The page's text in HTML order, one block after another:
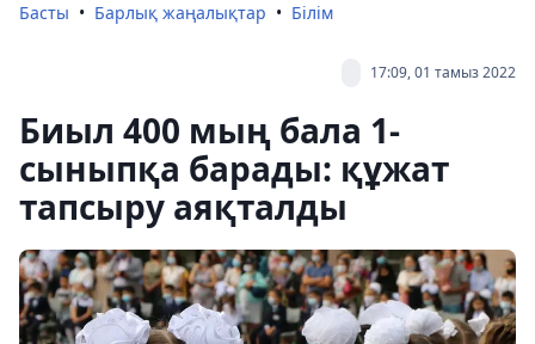
Басты Барлық жаңалықтар Білім
17:09, 01 тамыз 2022
Биыл 400 мың бала 1-
сыныпқа барады: құжат
тапсыру аяқталды